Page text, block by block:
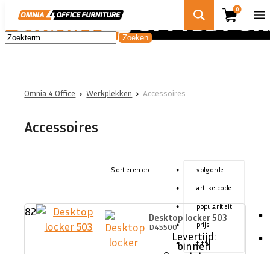
0
Omnia 4 Office › Werkplekken › Accessoires
Accessoires
Sorteren op: volgorde
artikelcode
populariteit
prijs
titel
82 Desktop locker 503
D45500
Levertijd:
binnen